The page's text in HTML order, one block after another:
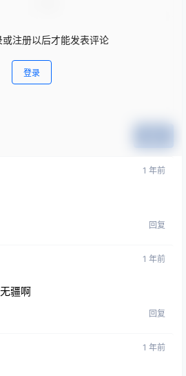
注册以后才能发表评论
登录
1 年前
回复
1 年前
疆啊
回复
1 年前